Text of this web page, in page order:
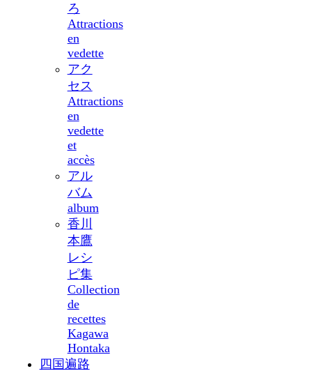
ろ
Attractions
en
vedette
アク
セス
Attractions
en
vedette
et
accès
アル
バム
album
香川
本鷹
レシ
ピ集
Collection
de
recettes
Kagawa
Hontaka
四国遍路